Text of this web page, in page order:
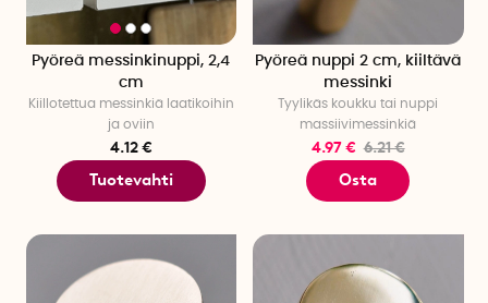
Pyöreä messinkinuppi, 2,4
cm
Kiillotettua messinkiä laatikoihin
ja oviin
4.12 €
Tuotevahti
Pyöreä nuppi 2 cm, kiiltävä
messinki
Tyylikäs koukku tai nuppi
massiivimessinkiä
4.97 € 6.21 €
Osta